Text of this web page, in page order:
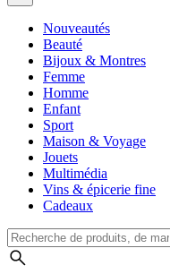
Nouveautés
Beauté
Bijoux & Montres
Femme
Homme
Enfant
Sport
Maison & Voyage
Jouets
Multimédia
Vins & épicerie fine
Cadeaux